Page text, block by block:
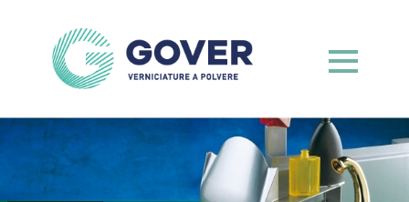
contenuto